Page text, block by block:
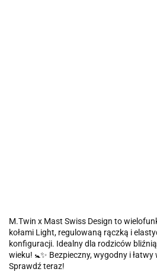
M.Twin x Mast Swiss Design to
kołami Light, regulowaną rączką i
konfiguracji. Idealny dla rodziców
wieku! 🚼✨ Bezpieczny, wygodny i
Sprawdź teraz!